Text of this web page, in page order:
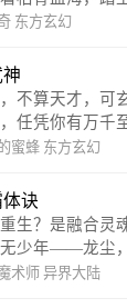
厦之将倾，成就
甫奇（地址：
【VIP订阅群】
东方玄幻
不算天才，可
任凭你有万千
：善良的蜜蜂
蜜蜂 东方玄幻
诀
生？是融合灵
少年——龙尘
神秘功法九星
术师 异界大陆